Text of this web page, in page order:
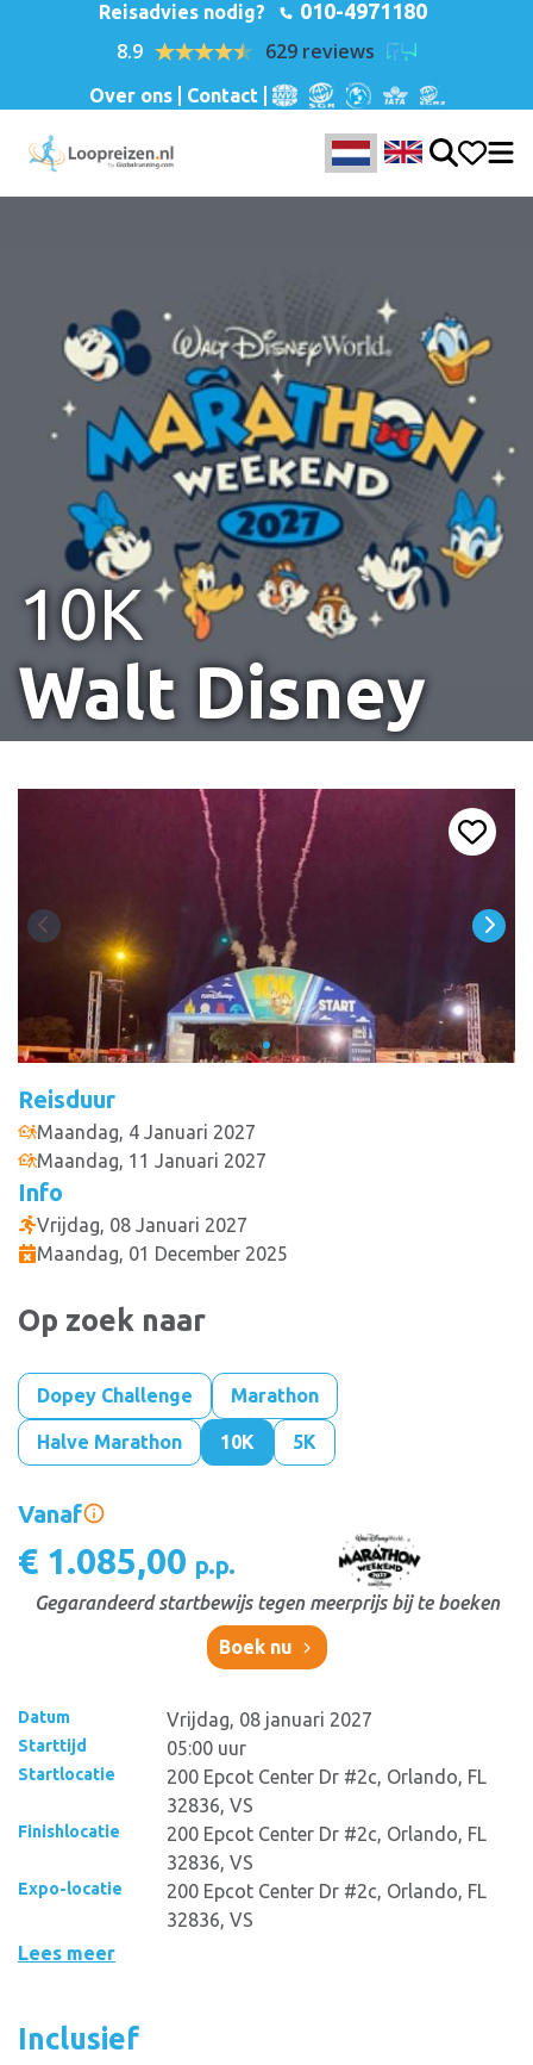
Reisadvies nodig? 010-4971180
8.9 629 reviews
Over ons Contact
10K
Walt Disney
Reisduur
Maandag, 4 Januari 2027
Maandag, 11 Januari 2027
Info
Vrijdag, 08 Januari 2027
Maandag, 01 December 2025
Op zoek naar
Dopey Challenge Marathon
Halve Marathon 10K 5K
Vanaf
€ 1.085,00 p.p.
Gegarandeerd startbewijs tegen meerprijs bij te boeken
Boek nu
Datum Vrijdag, 08 januari 2027
Starttijd 05:00 uur
Startlocatie
200 Epcot Center Dr #2c, Orlando, FL
32836, VS
Finishlocatie
200 Epcot Center Dr #2c, Orlando, FL
32836, VS
Expo-locatie
200 Epcot Center Dr #2c, Orlando, FL
32836, VS
Lees meer
Inclusief